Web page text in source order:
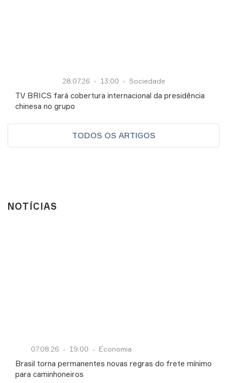
28.07.26 13:00 Sociedade
TV BRICS fará cobertura internacional da presidência
chinesa no grupo
TODOS OS ARTIGOS
NOTÍCIAS
07.08.26 19:00 Economia
Brasil torna permanentes novas regras do frete mínimo
para caminhoneiros